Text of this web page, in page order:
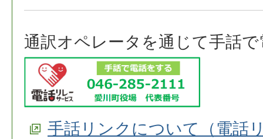
通訳オペレータを通じて手話
手話リンクについて（電話